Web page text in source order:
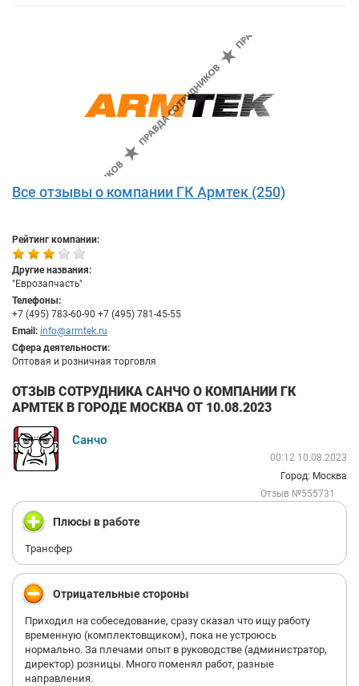
Все отзывы о компании ГК Армтек (250)
Рейтинг компании:
Другие названия:
"Еврозапчасть"
Телефоны:
+7 (495) 783-60-90 +7 (495) 781-45-55
Email: info@armtek.ru
Сфера деятельности:
Оптовая и розничная торговля
ОТЗЫВ СОТРУДНИКА САНЧО О КОМПАНИИ ГК
АРМТЕК В ГОРОДЕ МОСКВА ОТ 10.08.2023
Санчо
00:12 10.08.2023
Город: Москва
Отзыв №555731
Плюсы в работе
Трансфер
Отрицательные стороны
Приходил на собеседование, сразу сказал что ищу работу
временную (комплектовщиком), пока не устроюсь
нормально. За плечами опыт в руководстве (администратор,
директор) розницы. Много поменял работ, разные
направления.